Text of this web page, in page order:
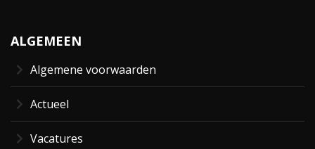
ALGEMEEN
Algemene voorwaarden
Actueel
Vacatures